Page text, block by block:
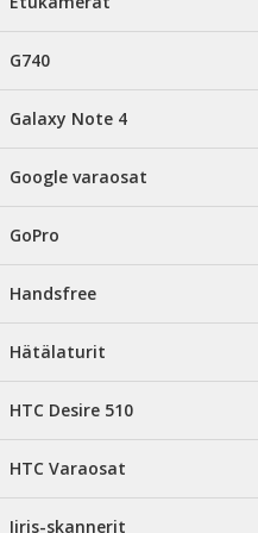
G740
Galaxy Note 4
Google varaosat
GoPro
Handsfree
Hätälaturit
HTC Desire 510
HTC Varaosat
Iiris-skannerit